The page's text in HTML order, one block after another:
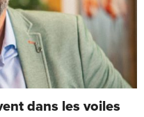
dans les voiles